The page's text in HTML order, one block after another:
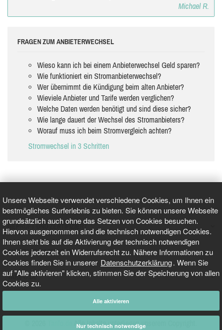
Unsere Webseite verwendet verschiedene Cookies, um Ihnen ein
bestmögliches Surferlebnis zu bieten. Sie können unsere Webseite
grundsätzlich auch ohne das Setzen von Cookies besuchen.
Hiervon ausgenommen sind die technisch notwendigen Cookies.
Ihnen steht bis auf die Aktivierung der technisch notwendigen
Cookies jederzeit ein Widerrufsrecht zu. Nähere Informationen zu
Cookies finden Sie in unserer Datenschutzerklärung. Wenn Sie
auf "Alle aktivieren" klicken, stimmen Sie der Speicherung von allen
Cookies zu.
Alle aktivieren
Nur technisch notwendige
Michael R.
FRAGEN ZUM ANBIETERWECHSEL
Wieso kann ich bei einem Anbieterwechsel Geld sparen?
Wie funktioniert ein Stromanbieterwechsel?
Wer übernimmt die Kündigung beim alten Anbieter?
Wieviele Anbieter und Tarife werden verglichen?
Welche Daten werden benötigt und sind diese sicher?
Wie lange dauert der Wechsel des Stromanbieters?
Worauf muss ich beim Stromvergleich achten?
Stromwechsel in 3 Schritten
GEPRÜFT UND ZERTIFIZIERT
AKTUELLE NACHRICHTEN
TARIFO.DE
Alle Inhalte unterliegen unserem Copyright.